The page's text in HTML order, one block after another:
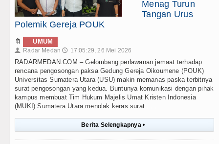
Menag Turun
Tangan Urus
Polemik Gereja POUK
🔖 UMUM
👤 Radar Medan 🕔 17:05:29, 26 Mei 2026
RADARMEDAN.COM – Gelombang perlawanan jemaat terhadap
rencana pengosongan paksa Gedung Gereja Oikoumene (POUK)
Universitas Sumatera Utara (USU) makin memanas paska terbitnya
surat pengosongan yang kedua. Buntunya komunikasi dengan pihak
kampus membuat Tim Hukum Majelis Umat Kristen Indonesia
(MUKI) Sumatera Utara menolak keras surat . . .
Berita Selengkapnya ▸